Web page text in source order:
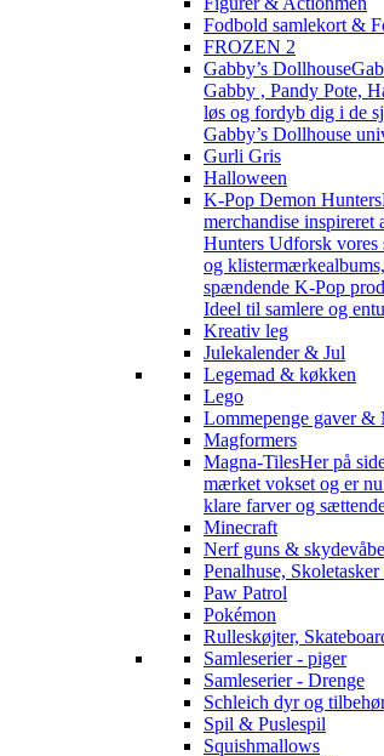
Fodbold samlekort &
FROZEN 2
Gabby’s Dollhouse
Gabby , Pandy Pote,
løs og fordyb dig i de
Gabby’s Dollhouse
Gurli Gris
Halloween
K-Pop Demon Hunters
merchandise
Hunters Udforsk vores
og
spændende K-Pop
Ideel til samlere og
Kreativ leg
Julekalender & Jul
Legemad & køkken
Lego
Lommepenge gaver &
Magformers
Magna-TilesHer på
mærket vokset og er
klare farver og
Minecraft
Nerf guns &
Penalhuse,
Paw Patrol
Pokémon
Rulleskøjter,
Samleserier - piger
Samleserier - Drenge
Schleich dyr og
Spil & Puslespil
Squishmallows